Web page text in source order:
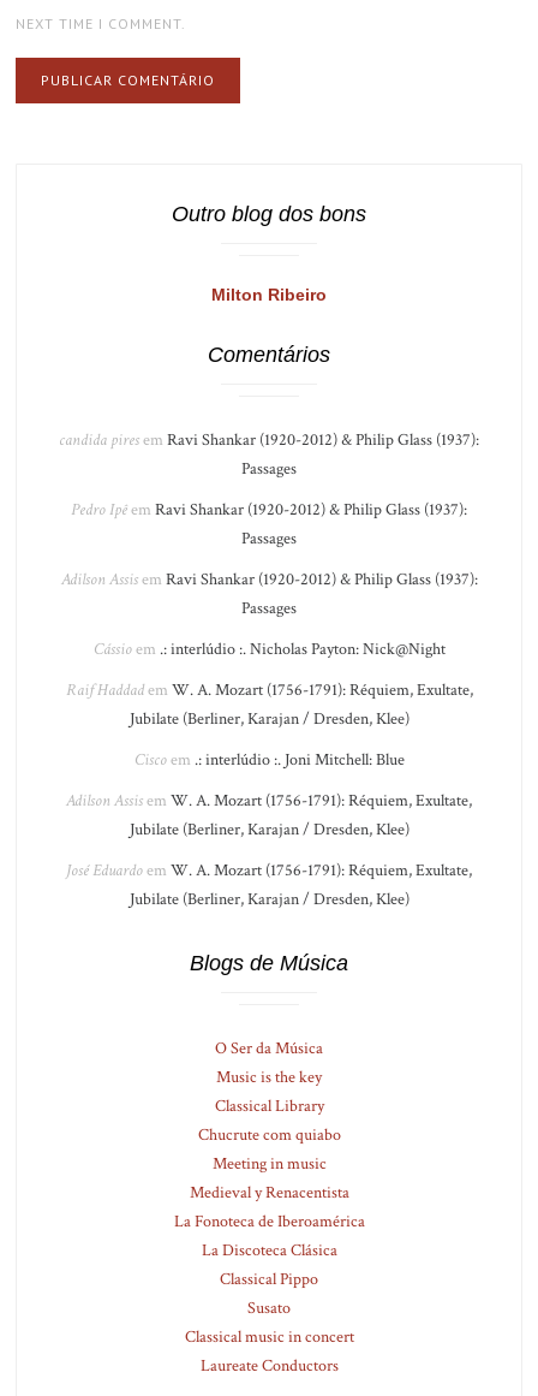
NEXT TIME I COMMENT.
Outro blog dos bons
Milton Ribeiro
Comentários
candida piresem Ravi Shankar (1920-2012) & Philip Glass (1937):
Passages
Pedro Ipêem Ravi Shankar (1920-2012) & Philip Glass (1937):
Passages
Adilson Assisem Ravi Shankar (1920-2012) & Philip Glass (1937):
Passages
Cássioem .: interlúdio :. Nicholas Payton: Nick@Night
Raif Haddadem W. A. Mozart (1756-1791): Réquiem, Exultate,
Jubilate (Berliner, Karajan / Dresden, Klee)
Ciscoem .: interlúdio :. Joni Mitchell: Blue
Adilson Assisem W. A. Mozart (1756-1791): Réquiem, Exultate,
Jubilate (Berliner, Karajan / Dresden, Klee)
José Eduardoem W. A. Mozart (1756-1791): Réquiem, Exultate,
Jubilate (Berliner, Karajan / Dresden, Klee)
Blogs de Música
O Ser da Música
Music is the key
Classical Library
Chucrute com quiabo
Meeting in music
Medieval y Renacentista
La Fonoteca de Iberoamérica
La Discoteca Clásica
Classical Pippo
Susato
Classical music in concert
Laureate Conductors